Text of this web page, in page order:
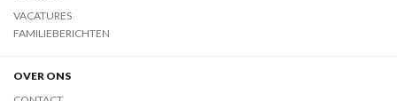
VACATURES
FAMILIEBERICHTEN
OVER ONS